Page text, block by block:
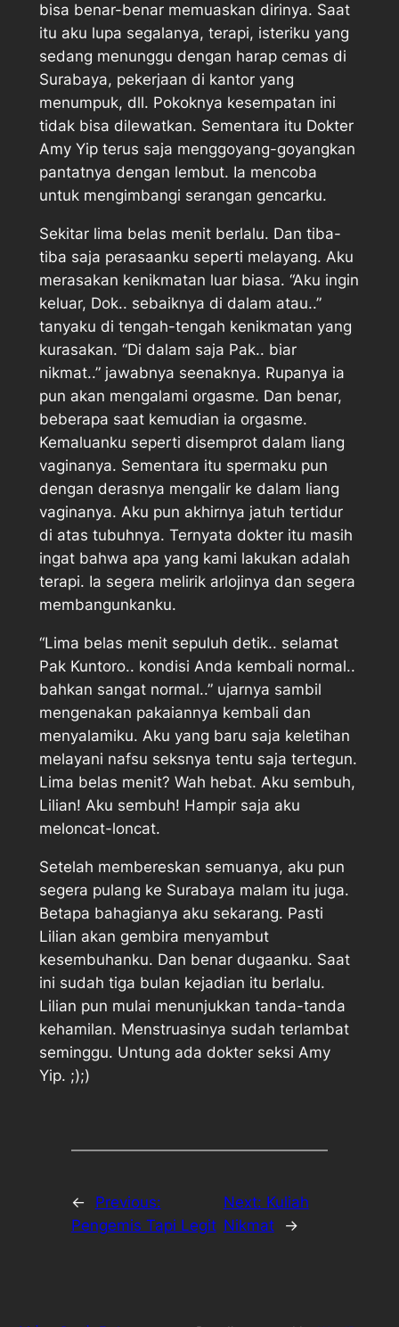
bisa benar-benar memuaskan dirinya. Saat
itu aku lupa segalanya, terapi, isteriku yang
sedang menunggu dengan harap cemas di
Surabaya, pekerjaan di kantor yang
menumpuk, dll. Pokoknya kesempatan ini
tidak bisa dilewatkan. Sementara itu Dokter
Amy Yip terus saja menggoyang-goyangkan
pantatnya dengan lembut. Ia mencoba
untuk mengimbangi serangan gencarku.
Sekitar lima belas menit berlalu. Dan tiba-
tiba saja perasaanku seperti melayang. Aku
merasakan kenikmatan luar biasa. “Aku ingin
keluar, Dok.. sebaiknya di dalam atau..”
tanyaku di tengah-tengah kenikmatan yang
kurasakan. “Di dalam saja Pak.. biar
nikmat..” jawabnya seenaknya. Rupanya ia
pun akan mengalami orgasme. Dan benar,
beberapa saat kemudian ia orgasme.
Kemaluanku seperti disemprot dalam liang
vaginanya. Sementara itu spermaku pun
dengan derasnya mengalir ke dalam liang
vaginanya. Aku pun akhirnya jatuh tertidur
di atas tubuhnya. Ternyata dokter itu masih
ingat bahwa apa yang kami lakukan adalah
terapi. Ia segera melirik arlojinya dan segera
membangunkanku.
“Lima belas menit sepuluh detik.. selamat
Pak Kuntoro.. kondisi Anda kembali normal..
bahkan sangat normal..” ujarnya sambil
mengenakan pakaiannya kembali dan
menyalamiku. Aku yang baru saja keletihan
melayani nafsu seksnya tentu saja tertegun.
Lima belas menit? Wah hebat. Aku sembuh,
Lilian! Aku sembuh! Hampir saja aku
meloncat-loncat.
Setelah membereskan semuanya, aku pun
segera pulang ke Surabaya malam itu juga.
Betapa bahagianya aku sekarang. Pasti
Lilian akan gembira menyambut
kesembuhanku. Dan benar dugaanku. Saat
ini sudah tiga bulan kejadian itu berlalu.
Lilian pun mulai menunjukkan tanda-tanda
kehamilan. Menstruasinya sudah terlambat
seminggu. Untung ada dokter seksi Amy
Yip. ;);)
←
Previous:
Pengemis Tapi Legit
Next: Kuliah
Nikmat
→